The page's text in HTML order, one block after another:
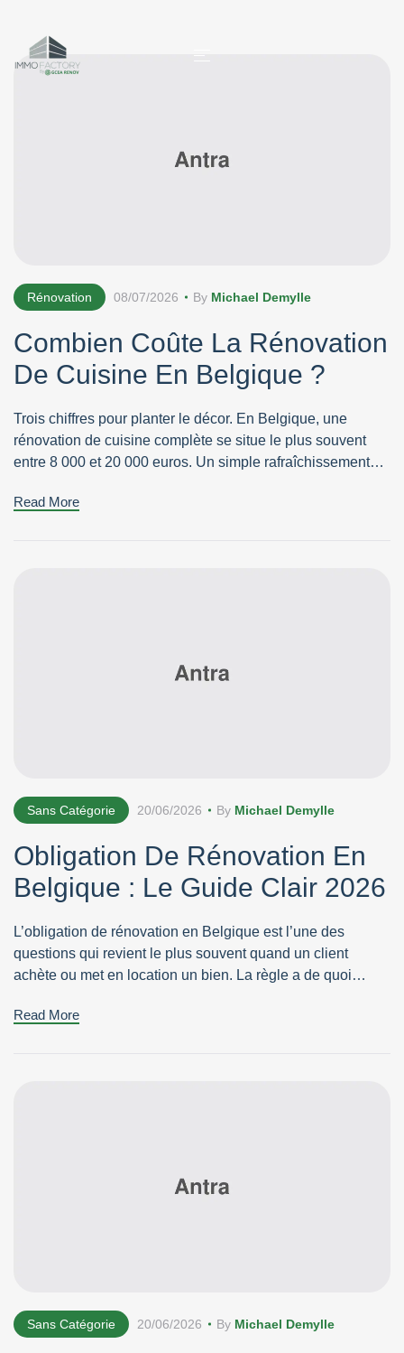
Rénovation By Michael Demylle
08/07/2026
Combien Coûte La Rénovation
De Cuisine En Belgique ?
Trois chiffres pour planter le décor. En Belgique, une
rénovation de cuisine complète se situe le plus souvent
entre 8 000 et 20 000 euros. Un simple rafraîchissement
mesure haut de gamme dépasse facilement 25 000 euros.
Read More
Sans Catégorie By Michael Demylle
20/06/2026
Obligation De Rénovation En
Belgique : Le Guide Clair 2026
L’obligation de rénovation en Belgique est l’une des
questions qui revient le plus souvent quand un client
achète ou met en location un bien. La règle a de quoi
performance énergétique de votre logement dans un délai
Read More
Sans Catégorie By Michael Demylle
20/06/2026